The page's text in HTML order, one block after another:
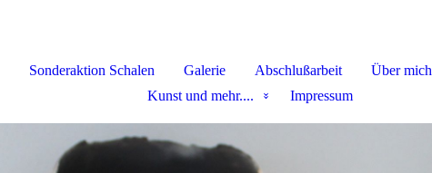
Sonderaktion Schalen Galerie Abschlußarbeit Über mich
Kunst und mehr....
Impressum